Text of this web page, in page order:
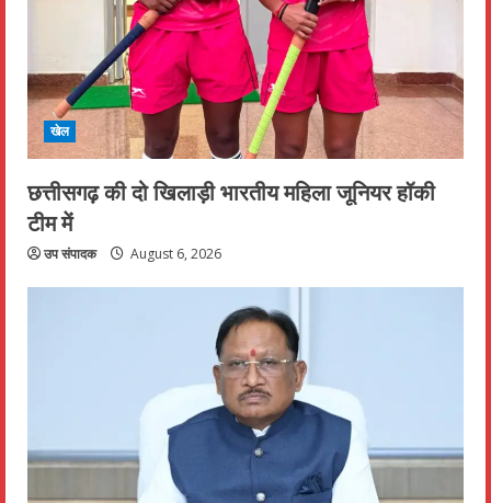
खेल
छत्तीसगढ़ की दो खिलाड़ी भारतीय महिला जूनियर हॉकी
टीम में
उप संपादक August 6, 2026